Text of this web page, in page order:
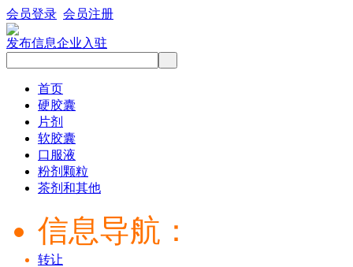
会员登录 会员注册
发布信息企业入驻
首页
硬胶囊
片剂
软胶囊
口服液
粉剂颗粒
茶剂和其他
信息导航：
转让